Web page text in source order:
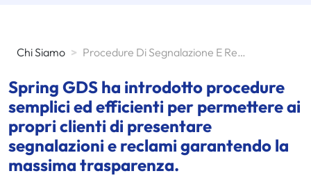
Chi Siamo > Procedure Di Segnalazione E Reclamo
Spring GDS ha introdotto procedure
semplici ed efficienti per permettere ai
propri clienti di presentare
segnalazioni e reclami garantendo la
massima trasparenza.